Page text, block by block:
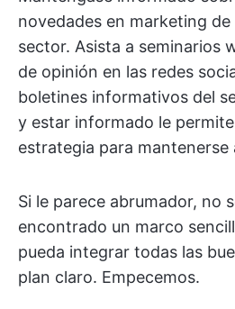
novedades en marketing
sector. Asista a seminarios
de opinión en las redes
boletines informativos del
y estar informado le
estrategia para mantenerse
Si le parece abrumador, no
encontrado un marco
pueda integrar todas las
plan claro. Empecemos.